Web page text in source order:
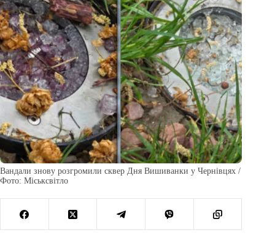
Вандали знову розгромили сквер Дня Вишиванки у Чернівцях /
Фото: Міськсвітло